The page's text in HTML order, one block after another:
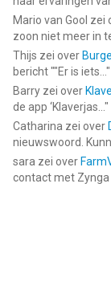
Mario van Gool zei
zoon niet meer in te
Thijs zei over
bericht ""Er is iets... "
Barry zei over
de app ‘Klaverjas... "
Catharina zei over
nieuwswoord.
sara zei over
contact met Zynga